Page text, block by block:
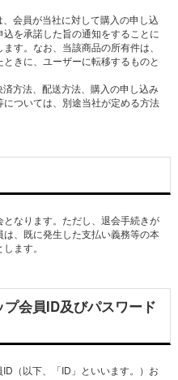
会員が当社に対して購入の申し込
を承諾した旨の通知をすることに
す。なお、当該商品の所有件は、
きに、ユーザーに転移するものと
方法、配送方法、購入の申し込み
ついては、別途当社が定める方法
なります。ただし、退会手続きが
、既に発生した支払い義務等の本
ます。
会員ID及びパスワード
（以下、「ID」といいます。）お